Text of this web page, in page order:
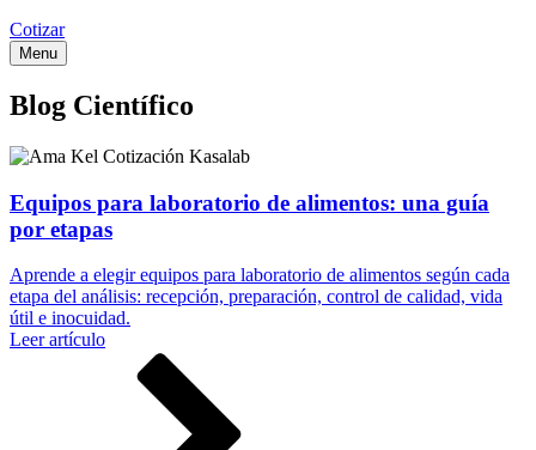
Cotizar
Menu
Blog Científico
Equipos para laboratorio de alimentos: una guía
por etapas
Aprende a elegir equipos para laboratorio de alimentos según cada
etapa del análisis: recepción, preparación, control de calidad, vida
útil e inocuidad.
Leer artículo